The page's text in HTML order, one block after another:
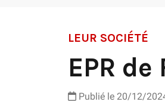
LEUR SOCIÉTÉ
EPR
Publié le 20/12/